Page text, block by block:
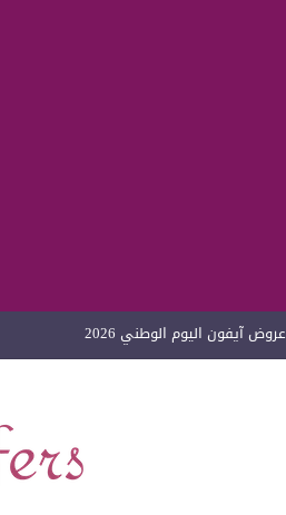
عروض آيفون اليوم الوطني 2026